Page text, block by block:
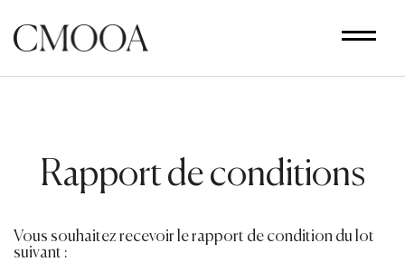
contenu
principal
Rapport de conditions
Vous souhaitez recevoir le rapport de condition du lot
suivant :